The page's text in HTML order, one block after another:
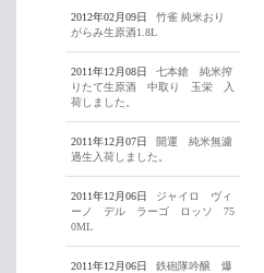
2012年02月09日
竹雀 純米おり
がらみ生原酒1.8L
2011年12月08日
七本鎗 純米搾
りたて生原酒 中取り 玉栄 入
荷しました。
2011年12月07日
開運 純米無濾
過生入荷しました。
2011年12月06日
ジャイロ ヴィ
ーノ デル ラーゴ ロッソ 75
0ML
2011年12月06日
鉄砲隊吟醸 爆